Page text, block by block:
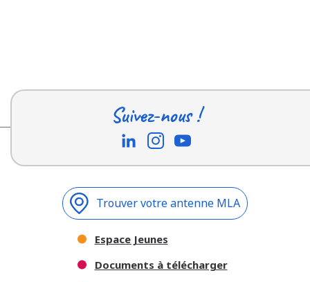
Suivez-nous !
Trouver votre antenne MLA
Espace Jeunes
Documents à télécharger